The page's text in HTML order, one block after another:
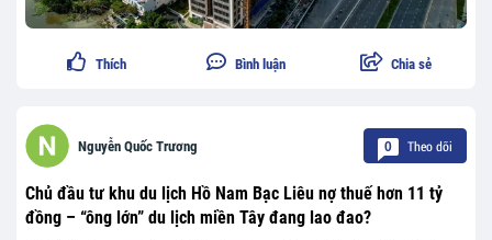
Thích Bình luận Chia sẻ
Nguyễn Quốc Trương 0 Theo dõi
Chủ đầu tư khu du lịch Hồ Nam Bạc Liêu nợ thuế hơn 11 tỷ
đồng – “ông lớn” du lịch miền Tây đang lao đao?